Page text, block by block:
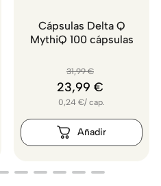
Cápsulas Delta Q
MythiQ 100 cápsulas
31,99 €
23,99 €
0,24 €/ cap.